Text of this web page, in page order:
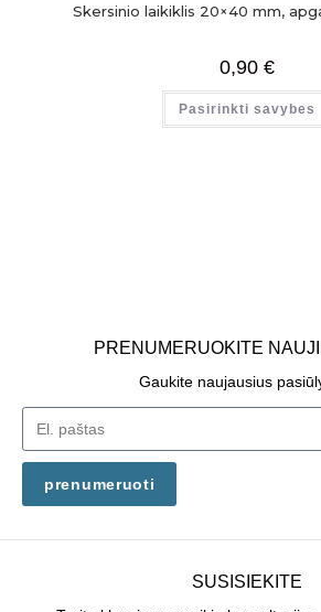
Skersinio laikiklis 20×40 mm,
0,90 €
Pasirinkti savybes
PRENUMERUOKITE
Gaukite naujausius
prenumeruoti
SUSISIEKITE